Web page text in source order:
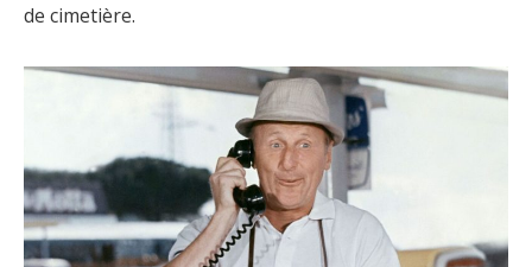
de cimetière.